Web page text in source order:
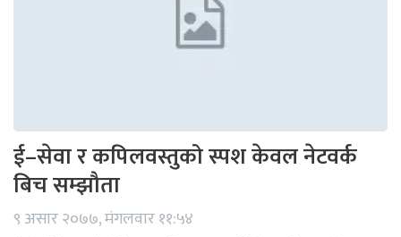
ई–सेवा र कपिलवस्तुको स्पश केवल नेटवर्क
बिच सम्झौता
९ असार २०७७, मंगलवार ११:५४